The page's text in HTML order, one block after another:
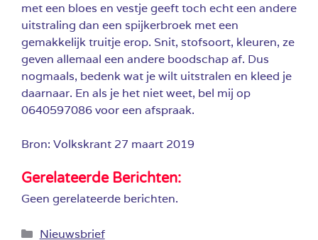
met een bloes en vestje geeft toch echt een andere
uitstraling dan een spijkerbroek met een
gemakkelijk truitje erop. Snit, stofsoort, kleuren, ze
geven allemaal een andere boodschap af. Dus
nogmaals, bedenk wat je wilt uitstralen en kleed je
daarnaar. En als je het niet weet, bel mij op
0640597086 voor een afspraak.
Bron: Volkskrant 27 maart 2019
Gerelateerde Berichten:
Geen gerelateerde berichten.
Categorieën
Nieuwsbrief